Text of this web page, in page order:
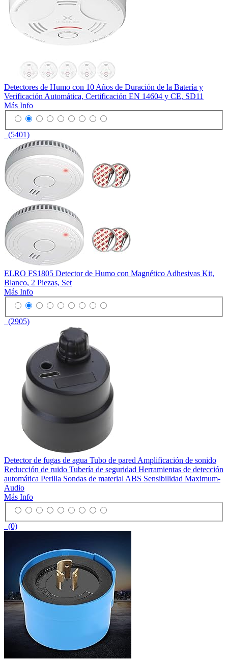
Detectores de Humo con 10 Años de Duración de la Batería y
Verificación Automática, Certificación EN 14604 y CE, SD11
Más Info
(5401)
ELRO FS1805 Detector de Humo con Magnético Adhesivas Kit,
Blanco, 2 Piezas, Set
Más Info
(2905)
Detector de fugas de agua Tubo de pared Amplificación de sonido
Reducción de ruido Tubería de seguridad Herramientas de detección
automática Perilla Sondas de material ABS Sensibilidad Maximum-
Audio
Más Info
(0)